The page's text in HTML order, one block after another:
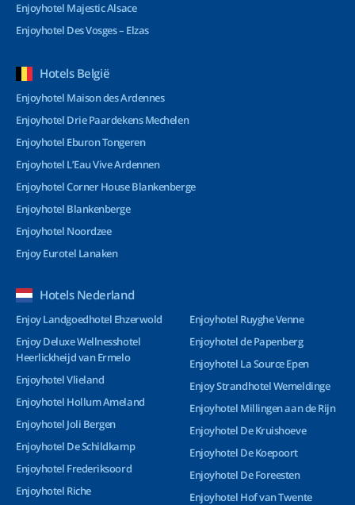
Enjoyhotel Majestic Alsace
Enjoyhotel Des Vosges – Elzas
Hotels België
Enjoyhotel Maison des Ardennes
Enjoyhotel Drie Paardekens Mechelen
Enjoyhotel Eburon Tongeren
Enjoyhotel L’Eau Vive Ardennen
Enjoyhotel Corner House Blankenberge
Enjoyhotel Blankenberge
Enjoyhotel Noordzee
Enjoy Eurotel Lanaken
Hotels Nederland
Enjoy Landgoedhotel Ehzerwold
Enjoy Deluxe Wellnesshotel
Heerlickheijd van Ermelo
Enjoyhotel Vlieland
Enjoyhotel Hollum Ameland
Enjoyhotel Joli Bergen
Enjoyhotel De Schildkamp
Enjoyhotel Frederiksoord
Enjoyhotel Riche
Enjoyhotel Ruyghe Venne
Enjoyhotel de Papenberg
Enjoyhotel La Source Epen
Enjoy Strandhotel Wemeldinge
Enjoyhotel Millingen aan de Rijn
Enjoyhotel De Kruishoeve
Enjoyhotel De Koepoort
Enjoyhotel De Foreesten
Enjoyhotel Hof van Twente